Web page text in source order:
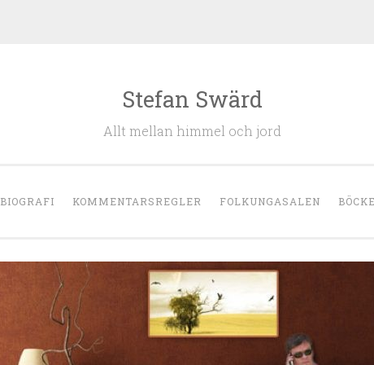
Stefan Swärd
Allt mellan himmel och jord
BIOGRAFI KOMMENTARSREGLER FOLKUNGASALEN